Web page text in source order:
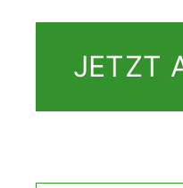
JETZT